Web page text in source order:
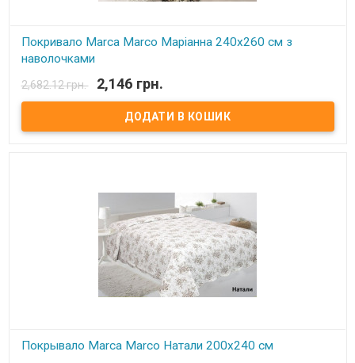
Покривало Marca Marco Маріанна 240х260 см з
наволочками
В наявності
Покривало Marca Marco Milano з наволочками Розмір: 240х260
см Склад: 100% мікрофібра Наволочки: 50x70 см - 2 шт.
Наповнювач: синтепон Виробник: Marca Marco Milano (Італія)
2,682.12 грн. 2,146 грн.
Покрывало Marca Marco Натали 200х240 см